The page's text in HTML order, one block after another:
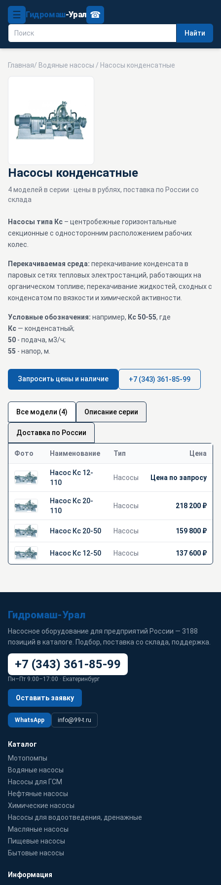
☰ Гидромаш-Урал
Найти
☎
Главная/ Водяные насосы / Насосы конденсатные
Насосы конденсатные
4 моделей в серии · цены в рублях, поставка по России со
склада
Насосы типа Кс – центробежные горизонтальные
секционные с односторонним расположением рабочих
колес.
Перекачиваемая среда: перекачивание конденсата в
паровых сетях тепловых электростанций, работающих на
органическом топливе; перекачивание жидкостей, сходных с
конденсатом по вязкости и химической активности.
Условные обозначения: например, Кс 50-55, где
Кс — конденсатный;
50 - подача, м3/ч;
55 - напор, м.
Запросить цены и наличие +7 (343) 361-85-99
Все модели (4) Описание серии
Доставка по России
Фото Наименование Тип Цена
Насос Кс 12-
110
Насосы Цена по запросу
Насос Кс 20-
110
Насосы 218 200 ₽
Насос Кс 20-50 Насосы 159 800 ₽
Насос Кс 12-50 Насосы 137 600 ₽
Гидромаш-Урал
Насосное оборудование для предприятий России — 3188
позиций в каталоге. Подбор, поставка со склада, поддержка.
+7 (343) 361-85-99
Пн–Пт 9:00–17:00 · Екатеринбург
Оставить заявку
WhatsApp info@99-t.ru
Каталог
Мотопомпы
Водяные насосы
Насосы для ГСМ
Нефтяные насосы
Химические насосы
Насосы для водоотведения, дренажные
Масляные насосы
Пищевые насосы
Бытовые насосы
Информация